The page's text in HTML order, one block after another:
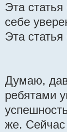
Эта
себе
Эта
Думаю,
ребятами
же. Сейчас